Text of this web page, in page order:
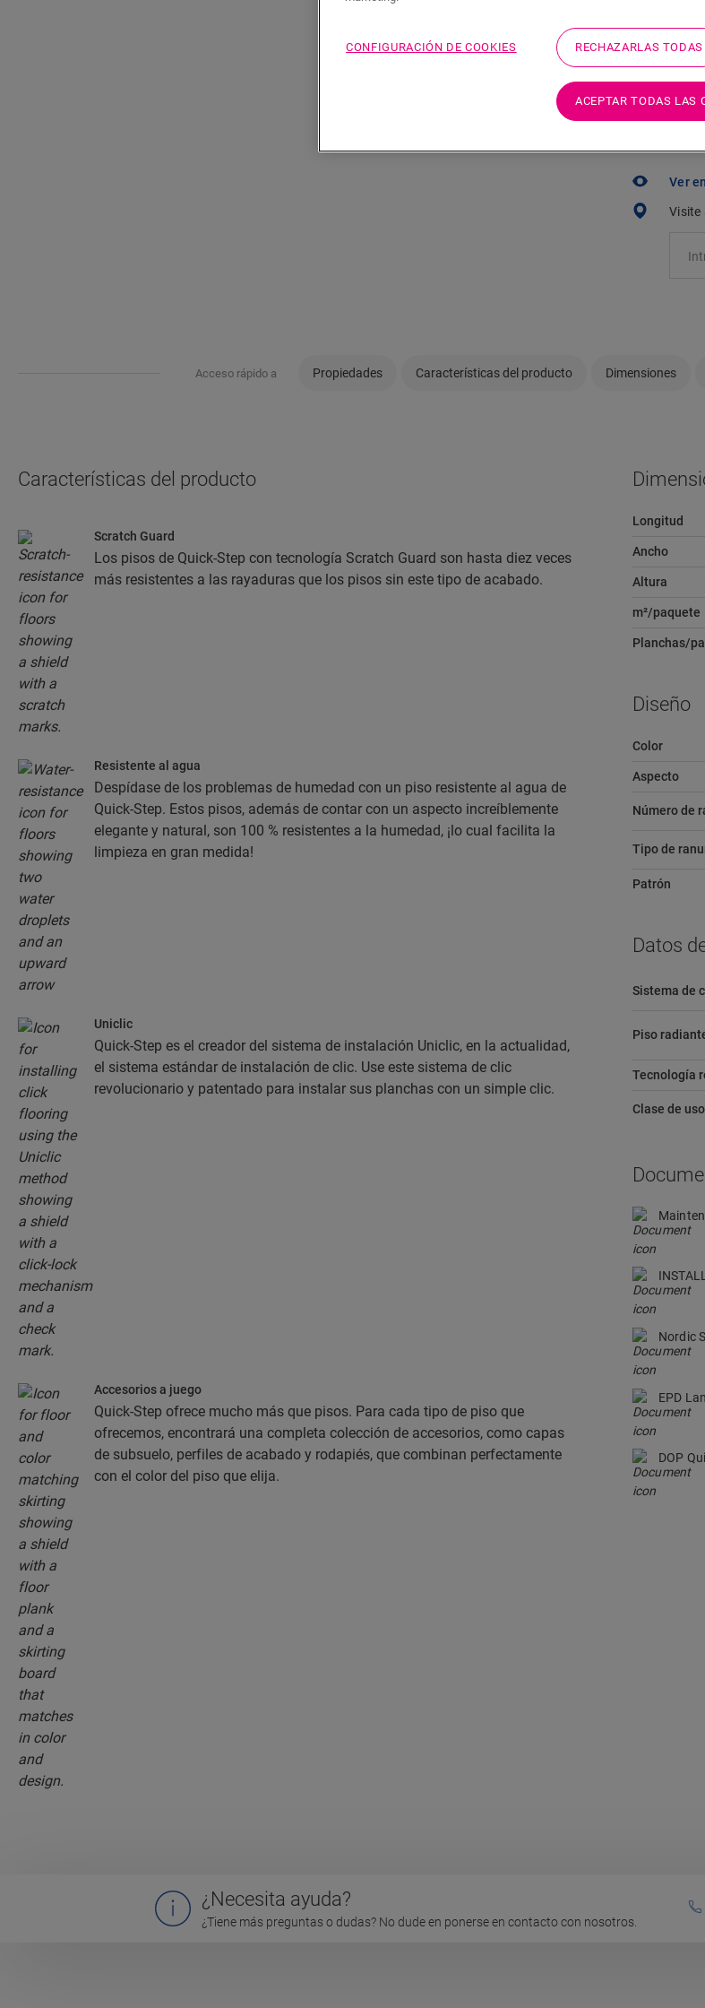
¿No
Ver
Visite
Acceso rápido a Propiedades Características del producto Dimensiones
Características del producto
Scratch Guard
Los pisos de Quick-Step con tecnología Scratch Guard son hasta diez veces
más resistentes a las rayaduras que los pisos sin este tipo de acabado.
Resistente al agua
Despídase de los problemas de humedad con un piso resistente al agua de
Quick-Step. Estos pisos, además de contar con un aspecto increíblemente
elegante y natural, son 100 % resistentes a la humedad, ¡lo cual facilita la
limpieza en gran medida!
Uniclic
Quick-Step es el creador del sistema de instalación Uniclic, en la actualidad,
el sistema estándar de instalación de clic. Use este sistema de clic
revolucionario y patentado para instalar sus planchas con un simple clic.
Accesorios a juego
Quick-Step ofrece mucho más que pisos. Para cada tipo de piso que
ofrecemos, encontrará una completa colección de accesorios, como capas
de subsuelo, perfiles de acabado y rodapiés, que combinan perfectamente
con el color del piso que elija.
Longitud
Ancho
Altura
m²/paquete
Planchas/
Diseño
Color
Aspecto
Número de
Tipo de
Patrón
Datos
Sistema de
Piso
Tecnología
Clase de uso
Nordic
EPD
DOP
¿Necesita ayuda?
¿Tiene más preguntas o dudas? No dude en ponerse en contacto con nosotros.
CONFIGURACIÓN DE COOKIES RECHAZARLAS TODAS
ACEPTAR TODAS LAS